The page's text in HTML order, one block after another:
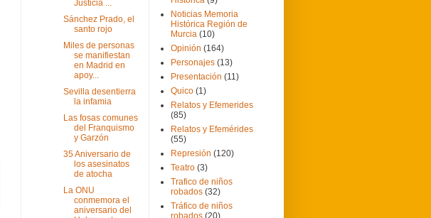
Justicia ...
Sánchez Prado, el
santo rojo
Miles de personas
se manifiestan
en Madrid en
apoy...
Sevilla desentierra
la infamia
Las fosas comunes
del Franquismo
y Garzón
35 Aniversario de
los asesinatos
de atocha
La ONU
conmemora el
aniversario del
Noticias Memoria
Histórica Región de
Murcia (10)
Opinión (164)
Personajes (13)
Presentación (11)
Quico (1)
Relatos y Efemerides
(85)
Relatos y Efemérides
(55)
Represión (120)
Teatro (3)
Trafico de niños
robados (32)
Tráfico de niños
robados (20)